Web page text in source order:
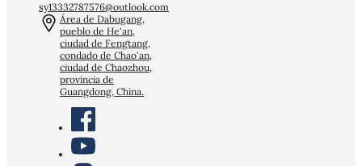
sy13332787576@outlook.com
Área de Dabugang,
pueblo de He'an,
ciudad de Fengtang,
condado de Chao'an,
ciudad de Chaozhou,
provincia de
Guangdong, China.